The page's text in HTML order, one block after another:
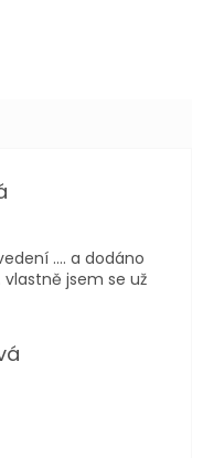
z 5 hvězdiček.
.... a dodáno
jsem se už
z 5 hvězdiček.